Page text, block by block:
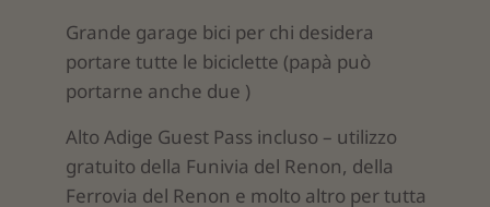
Grande garage bici per chi desidera
portare tutte le biciclette (papà può
portarne anche due )
Alto Adige Guest Pass incluso – utilizzo
gratuito della Funivia del Renon, della
Ferrovia del Renon e molto altro per tutta